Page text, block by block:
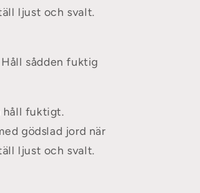
ljust och svalt.
sådden fuktig
håll fuktigt.
gödslad jord när
ljust och svalt.